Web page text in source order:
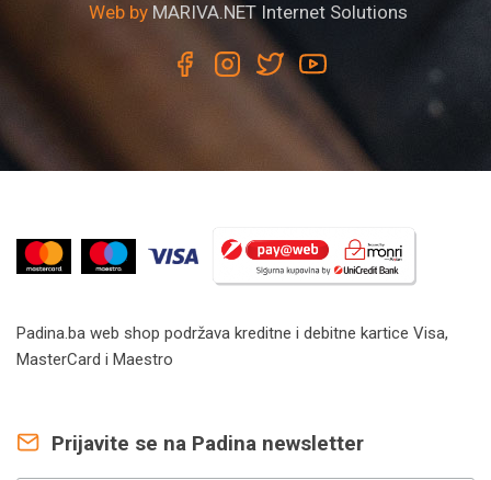
Web by MARIVA.NET Internet Solutions
Padina.ba web shop podržava kreditne i debitne kartice Visa,
MasterCard i Maestro
Prijavite se na Padina newsletter